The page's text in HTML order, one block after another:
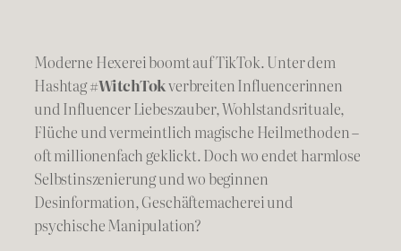
Moderne Hexerei boomt auf TikTok. Unter dem
Hashtag#WitchTokverbreiten Influencerinnen
und Influencer Liebeszauber, Wohlstandsrituale,
Flüche und vermeintlich magische Heilmethoden –
oft millionenfach geklickt. Doch wo endet harmlose
Selbstinszenierung und wo beginnen
Desinformation, Geschäftemacherei und
psychische Manipulation?